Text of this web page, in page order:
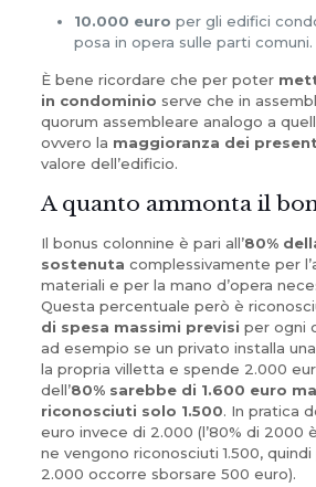
10.000 euro per gli edifici
posa in opera sulle parti comuni.
È bene ricordare che per poter
in condominio serve che in
quorum assembleare analogo a
ovvero la maggioranza dei
valore dell’edificio.
A quanto ammonta il
Il bonus colonnine è pari all’80%
sostenuta complessivamente per
materiali e per la mano d’opera
Questa percentuale però è
di spesa massimi previsi per ogni
ad esempio se un privato installa
la propria villetta e spende 2.000
dell’80% sarebbe di 1.600 euro
riconosciuti solo 1.500. In pratica
euro invece di 2.000 (l’80% di 2000
ne vengono riconosciuti 1.500,
2.000 occorre sborsare 500 euro).